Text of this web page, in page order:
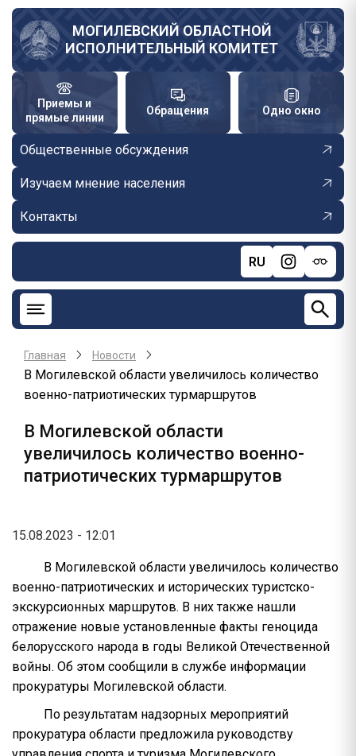
Перейти
основному
содержанию
МОГИЛЕВСКИЙ ОБЛАСТНОЙ
ИСПОЛНИТЕЛЬНЫЙ КОМИТЕТ
Приемы и
прямые линии
Обращения Одно окно
Общественные обсуждения
Изучаем мнение населения
Контакты
RU
Главная Новости
В Могилевской области увеличилось количество
военно-патриотических турмаршрутов
В Могилевской области
увеличилось количество военно-
патриотических турмаршрутов
15.08.2023 - 12:01
В Могилевской области увеличилось количество
военно-патриотических и исторических туристско-
экскурсионных маршрутов. В них также нашли
отражение новые установленные факты геноцида
белорусского народа в годы Великой Отечественной
войны. Об этом сообщили в службе информации
прокуратуры Могилевской области.
По результатам надзорных мероприятий
прокуратура области предложила руководству